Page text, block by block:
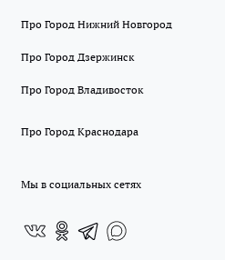
Про Город Нижний Новгород
Про Город Дзержинск
Про Город Владивосток
Про Город Краснодара
Мы в социальных сетях